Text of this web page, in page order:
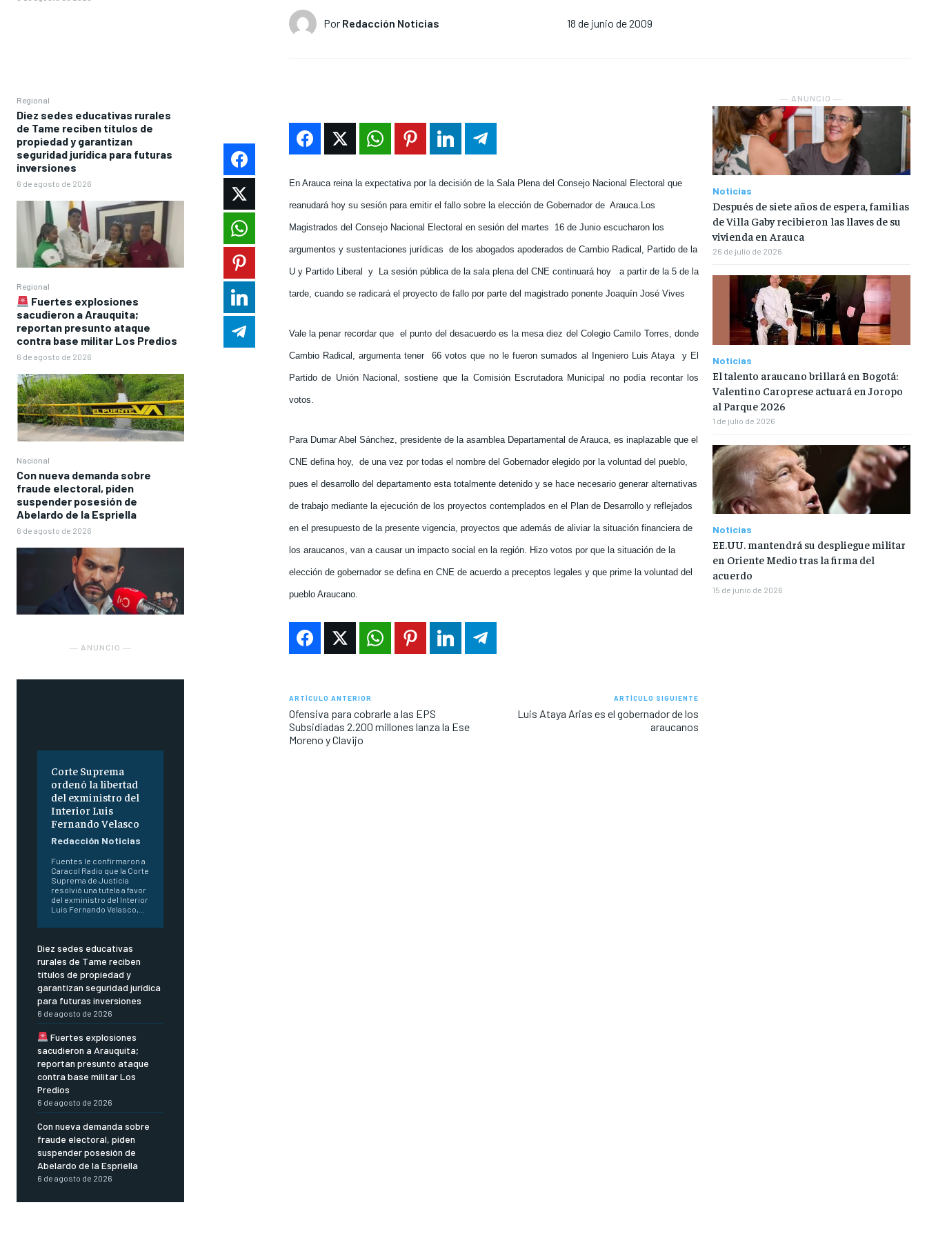
PUATE CON NOSOTROS
PUATE CON NOSOTROS
PUATE CON NOSOTROS
PUATE CON NOSOTROS
Regional
Diez sedes educativas rurales
de Tame reciben títulos de
propiedad y garantizan
seguridad jurídica para futuras
inversiones
6 de agosto de 2026
Regional
Fuertes explosiones
sacudieron a Arauquita;
reportan presunto ataque
contra base militar Los Predios
6 de agosto de 2026
Nacional
Con nueva demanda sobre
fraude electoral, piden
suspender posesión de
Abelardo de la Espriella
6 de agosto de 2026
― ANUNCIO ―
Corte Suprema
ordenó la libertad
del exministro del
Interior Luis
Fernando Velasco
Redacción Noticias
Fuentes le confirmaron a
Caracol Radio que la Corte
Suprema de Justicia
resolvió una tutela a favor
del exministro del Interior
Luis Fernando Velasco,...
Diez sedes educativas
rurales de Tame reciben
títulos de propiedad y
garantizan seguridad jurídica
para futuras inversiones
6 de agosto de 2026
Fuertes explosiones
sacudieron a Arauquita;
reportan presunto ataque
contra base militar Los
Predios
6 de agosto de 2026
Con nueva demanda sobre
fraude electoral, piden
suspender posesión de
Abelardo de la Espriella
6 de agosto de 2026
Por Redacción Noticias 18 de junio de 2009
En Arauca reina la expectativa por la decisión de la Sala Plena del Consejo Nacional Electoral que
reanudará hoy su sesión para emitir el fallo sobre la elección de Gobernador de Arauca. Los
Magistrados del Consejo Nacional Electoral en sesión del martes 16 de Junio escucharon los
argumentos y sustentaciones jurídicas de los abogados apoderados de Cambio Radical, Partido de la
U y Partido Liberal y La sesión pública de la sala plena del CNE continuará hoy a partir de la 5 de la
tarde, cuando se radicará el proyecto de fallo por parte del magistrado ponente Joaquín José Vives
Vale la penar recordar que el punto del desacuerdo es la mesa diez del Colegio Camilo Torres, donde
Cambio Radical, argumenta tener 66 votos que no le fueron sumados al Ingeniero Luis Ataya y El
Partido de Unión Nacional, sostiene que la Comisión Escrutadora Municipal no podía recontar los
votos.
Para Dumar Abel Sánchez, presidente de la asamblea Departamental de Arauca, es inaplazable que el
CNE defina hoy, de una vez por todas el nombre del Gobernador elegido por la voluntad del pueblo,
pues el desarrollo del departamento esta totalmente detenido y se hace necesario generar alternativas
de trabajo mediante la ejecución de los proyectos contemplados en el Plan de Desarrollo y reflejados
en el presupuesto de la presente vigencia, proyectos que además de aliviar la situación financiera de
los araucanos, van a causar un impacto social en la región. Hizo votos por que la situación de la
elección de gobernador se defina en CNE de acuerdo a preceptos legales y que prime la voluntad del
pueblo Araucano.
ARTÍCULO ANTERIOR
Ofensiva para cobrarle a las EPS
Subsidiadas 2.200 millones lanza la Ese
Moreno y Clavijo
ARTÍCULO SIGUIENTE
Luis Ataya Arias es el gobernador de los
araucanos
― ANUNCIO ―
Noticias
Después de siete años de espera, familias
de Villa Gaby recibieron las llaves de su
vivienda en Arauca
26 de julio de 2026
Noticias
El talento araucano brillará en Bogotá:
Valentino Caroprese actuará en Joropo
al Parque 2026
1 de julio de 2026
Noticias
EE.UU. mantendrá su despliegue militar
en Oriente Medio tras la firma del
acuerdo
15 de junio de 2026